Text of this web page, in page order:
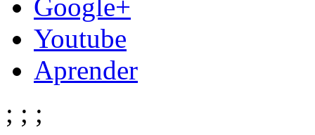
Google+
Youtube
Aprender
; ; ;